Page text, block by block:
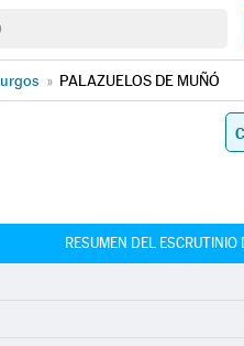
» PALAZUELOS DE MUÑÓ
RESUMEN DEL